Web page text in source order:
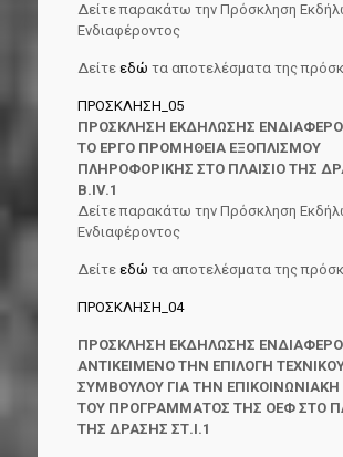
Δείτε παρακάτω την Πρόσκληση
Ενδιαφέροντος
Δείτε εδώ τα αποτελέσματα της
ΠΡΟΣΚΛΗΣΗ_05
ΠΡΟΣΚΛΗΣΗ ΕΚΔΗΛΩΣΗΣ
ΤΟ ΕΡΓΟ ΠΡΟΜΗΘΕΙΑ ΕΞΟΠΛΙΣΜΟΥ
ΠΛΗΡΟΦΟΡΙΚΗΣ ΣΤΟ ΠΛΑΙΣΙΟ ΤΗΣ
Β.ΙV.1
Δείτε παρακάτω την Πρόσκληση
Ενδιαφέροντος
Δείτε εδώ τα αποτελέσματα της
ΠΡΟΣΚΛΗΣΗ_04
ΠΡΟΣΚΛΗΣΗ ΕΚΔΗΛΩΣΗΣ
ΑΝΤΙΚΕΙΜΕΝΟ ΤΗΝ ΕΠΙΛΟΓΗ
ΣΥΜΒΟΥΛΟΥ ΓΙΑ ΤΗΝ
ΤΟΥ ΠΡΟΓΡΑΜΜΑΤΟΣ ΤΗΣ ΟΕΦ ΣΤΟ
ΤΗΣ ΔΡΑΣΗΣ ΣΤ.Ι.1